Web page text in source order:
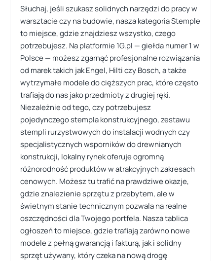
Słuchaj, jeśli szukasz solidnych narzędzi do pracy w
warsztacie czy na budowie, nasza kategoria Stemple
to miejsce, gdzie znajdziesz wszystko, czego
potrzebujesz. Na platformie 1G.pl — giełda numer 1 w
Polsce — możesz zgarnąć profesjonalne rozwiązania
od marek takich jak Engel, Hilti czy Bosch, a także
wytrzymałe modele do cięższych prac, które często
trafiają do nas jako przedmioty z drugiej ręki.
Niezależnie od tego, czy potrzebujesz
pojedynczego stempla konstrukcyjnego, zestawu
stempli rurzystwowych do instalacji wodnych czy
specjalistycznych wsporników do drewnianych
konstrukcji, lokalny rynek oferuje ogromną
różnorodność produktów w atrakcyjnych zakresach
cenowych. Możesz tu trafić na prawdziwe okazje,
gdzie znalezienie sprzętu z przebytem, ale w
świetnym stanie technicznym pozwala na realne
oszczędności dla Twojego portfela. Nasza tablica
ogłoszeń to miejsce, gdzie trafiają zarówno nowe
modele z pełną gwarancją i fakturą, jak i solidny
sprzęt używany, który czeka na nową drogę